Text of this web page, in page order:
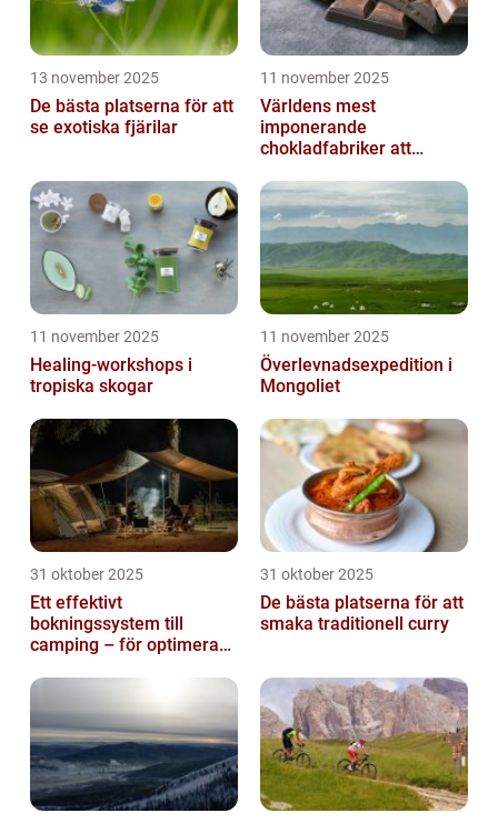
13 november 2025
De bästa platserna för att
se exotiska fjärilar
11 november 2025
Världens mest
imponerande
chokladfabriker att
11 november 2025
Healing-workshops i
tropiska skogar
11 november 2025
Överlevnadsexpedition i
Mongoliet
31 oktober 2025
Ett effektivt
bokningssystem till
camping – för optimerad
31 oktober 2025
De bästa platserna för att
smaka traditionell curry